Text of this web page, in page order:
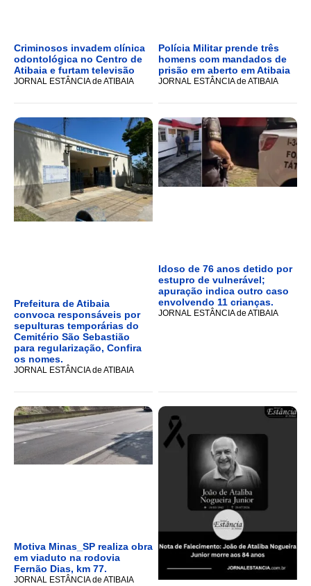
Criminosos invadem clínica
odontológica no Centro de
Atibaia e furtam televisão
JORNAL ESTÂNCIA de ATIBAIA
Polícia Militar prende três
homens com mandados de
prisão em aberto em Atibaia
JORNAL ESTÂNCIA de ATIBAIA
Prefeitura de Atibaia
convoca responsáveis por
sepulturas temporárias do
Cemitério São Sebastião
para regularização, Confira
os nomes.
JORNAL ESTÂNCIA de ATIBAIA
Idoso de 76 anos detido por
estupro de vulnerável;
apuração indica outro caso
envolvendo 11 crianças.
JORNAL ESTÂNCIA de ATIBAIA
Motiva Minas_SP realiza obra
em viaduto na rodovia
Fernão Dias, km 77.
JORNAL ESTÂNCIA de ATIBAIA